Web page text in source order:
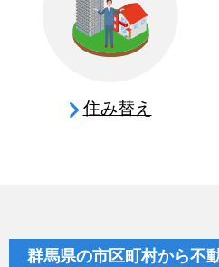
住み替え
群馬県の市区町村から不